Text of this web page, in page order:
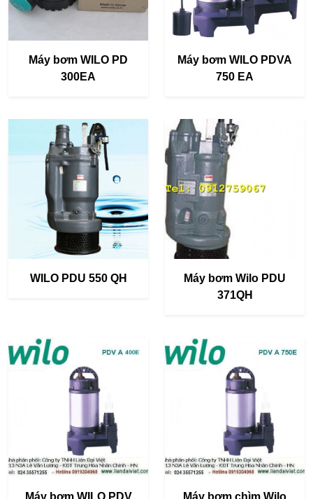
Máy bơm WILO PD
300EA
Máy bơm WILO PDVA
750 EA
WILO PDU 550 QH
Máy bơm Wilo PDU
371QH